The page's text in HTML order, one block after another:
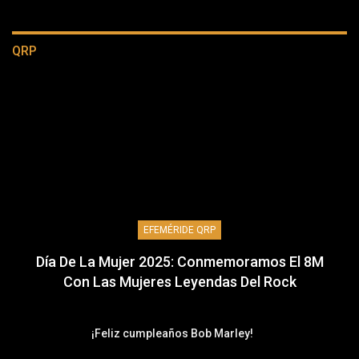
QRP
EFEMÉRIDE QRP
Día De La Mujer 2025: Conmemoramos El 8M
Con Las Mujeres Leyendas Del Rock
¡Feliz cumpleaños Bob Marley!